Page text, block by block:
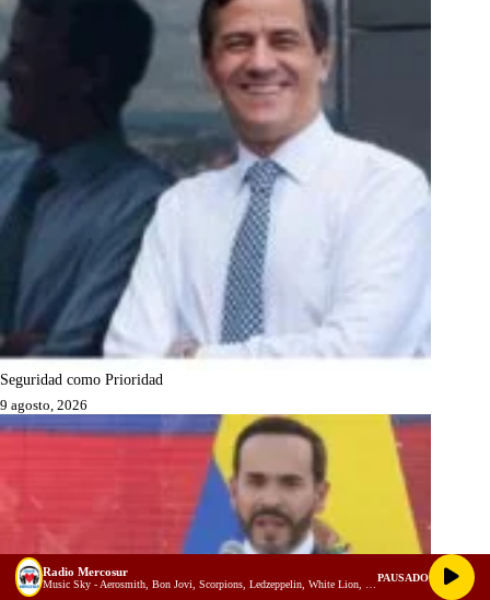
Seguridad como Prioridad
9 agosto, 2026
Radio Mercosur PAUSADO